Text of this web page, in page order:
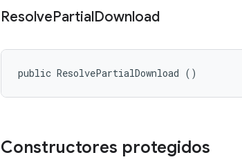
ResolvePartialDownload
public ResolvePartialDownload ()
Constructores protegidos